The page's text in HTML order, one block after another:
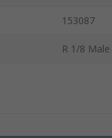
153087
R 1/8 Male